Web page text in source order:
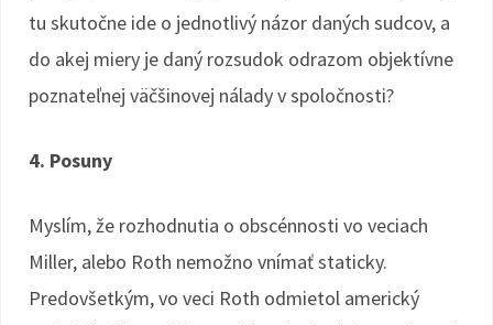
tu skutočne ide o jednotlivý názor daných sudcov, a
do akej miery je daný rozsudok odrazom objektívne
poznateľnej väčšinovej nálady v spoločnosti?
4. Posuny
Myslím, že rozhodnutia o obscénnosti vo veciach
Miller, alebo Roth nemožno vnímať staticky.
Predovšetkým, vo veci Roth odmietol americký